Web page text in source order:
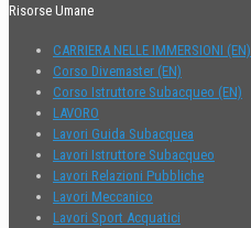
Risorse Umane
CARRIERA NELLE IMMERSIONI (EN)
Corso Divemaster (EN)
Corso Istruttore Subacqueo (EN)
LAVORO
Lavori Guida Subacquea
Lavori Istruttore Subacqueo
Lavori Relazioni Pubbliche
Lavori Meccanico
Lavori Sport Acquatici